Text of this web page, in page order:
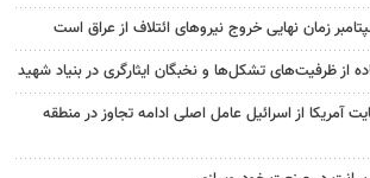
از ظرفیت‌های تشکل‌ها و نخبگان ایثارگری در بنیاد شهید
آمریکا از اسرائیل عامل اصلی ادامه تجاوز در منطقه